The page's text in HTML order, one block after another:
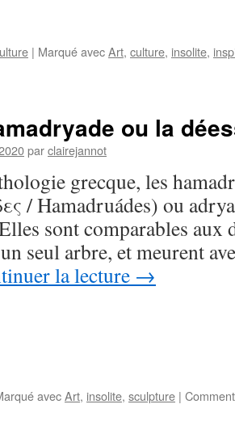
| Marqué avecArt, culture, insolite,
ou la
parclairejannot
grecque, les
/ Hamadruádes) ou
sont comparables aux
seul arbre, et meurent
la lecture →
avecArt, insolite, sculpture |